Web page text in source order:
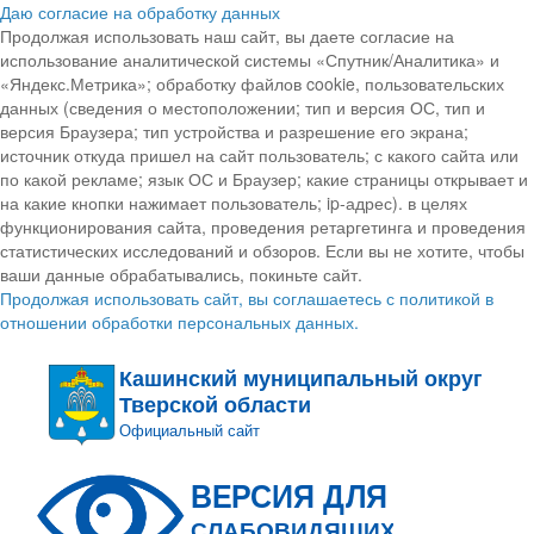
Даю согласие на обработку данных
Продолжая использовать наш сайт, вы даете согласие на
использование аналитической системы «Спутник/Аналитика» и
«Яндекс.Метрика»; обработку файлов cookie, пользовательских
данных (сведения о местоположении; тип и версия ОС, тип и
версия Браузера; тип устройства и разрешение его экрана;
источник откуда пришел на сайт пользователь; с какого сайта или
по какой рекламе; язык ОС и Браузер; какие страницы открывает и
на какие кнопки нажимает пользователь; ip-адрес). в целях
функционирования сайта, проведения ретаргетинга и проведения
статистических исследований и обзоров. Если вы не хотите, чтобы
ваши данные обрабатывались, покиньте сайт.
Продолжая использовать сайт, вы соглашаетесь с политикой в
отношении обработки персональных данных.